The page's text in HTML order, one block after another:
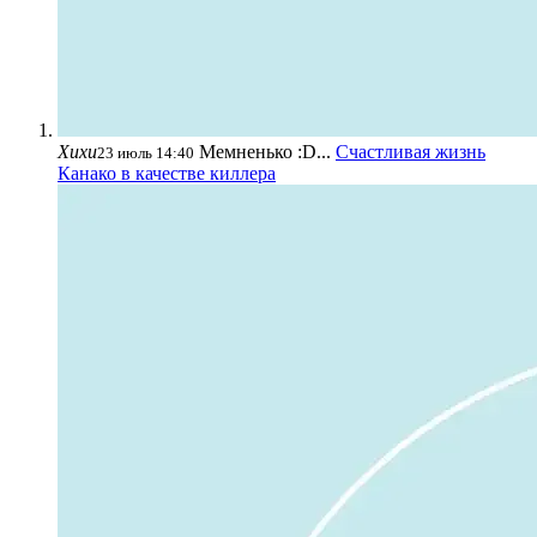
Хихи23 июль 14:40 Мемненько :D... Счастливая жизнь
Канако в качестве киллера